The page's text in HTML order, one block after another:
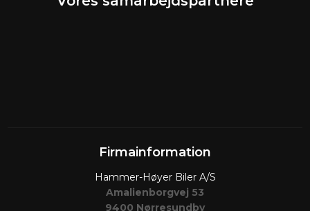
Firmainformation​
Hammer-Høyer Biler A/S
​Amalienborgvej ​53
​9400 Nørresundby​